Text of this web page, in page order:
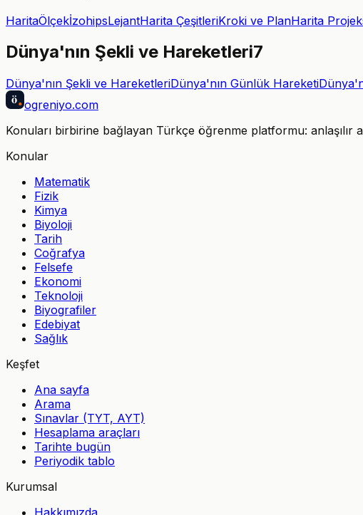
HaritaÖlçekİzohipsLejantHarita ÇeşitleriKroki ve PlanHarita
Dünya'nın Şekli ve Hareketleri7
Dünya'nın Şekli ve HareketleriDünya'nın Günlük Hareketi
ö ogreniyo.com
Konuları birbirine bağlayan Türkçe öğrenme platformu: anlaşılır
Konular
Matematik
Fizik
Kimya
Biyoloji
Tarih
Coğrafya
Felsefe
Ekonomi
Teknoloji
Biyografiler
Edebiyat
Sağlık
Keşfet
Ana sayfa
Arama
Sınavlar (TYT, AYT)
Hesaplama araçları
Tarihte bugün
Periyodik tablo
Kurumsal